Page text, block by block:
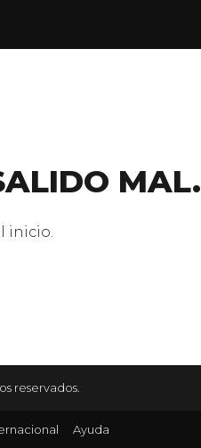
MAL.
inicio.
reservados.
Ayuda